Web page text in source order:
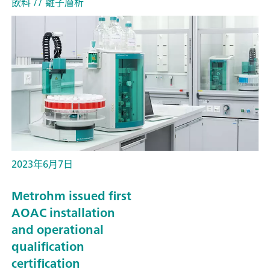
2023年6月7日
Metrohm issued first
AOAC installation
and operational
qualification
certification